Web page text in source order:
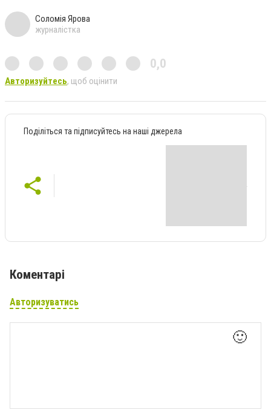
Соломія Ярова
журналістка
0,0
Авторизуйтесь, щоб оцінити
Поділіться та підписуйтесь на наші джерела
Коментарі
Авторизуватись
🙂